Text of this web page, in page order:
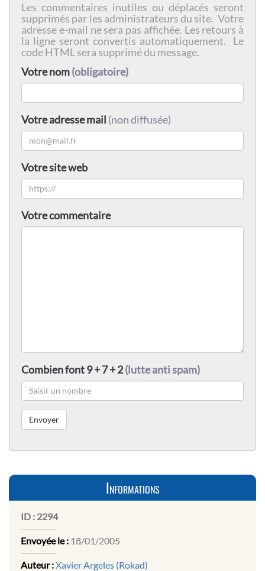
Les commentaires inutiles ou déplacés seront
supprimés par les administrateurs du site. Votre
adresse e-mail ne sera pas affichée. Les retours à
la ligne seront convertis automatiquement. Le
code HTML sera supprimé du message.
Votre nom(obligatoire)
Votre adresse mail (non diffusée)
Votre site web
Votre commentaire
Combien font 9 + 7 + 2(lutte anti spam)
Informations
ID : 2294
Envoyée le : 18/01/2005
Auteur :Xavier Argeles (Rokad)